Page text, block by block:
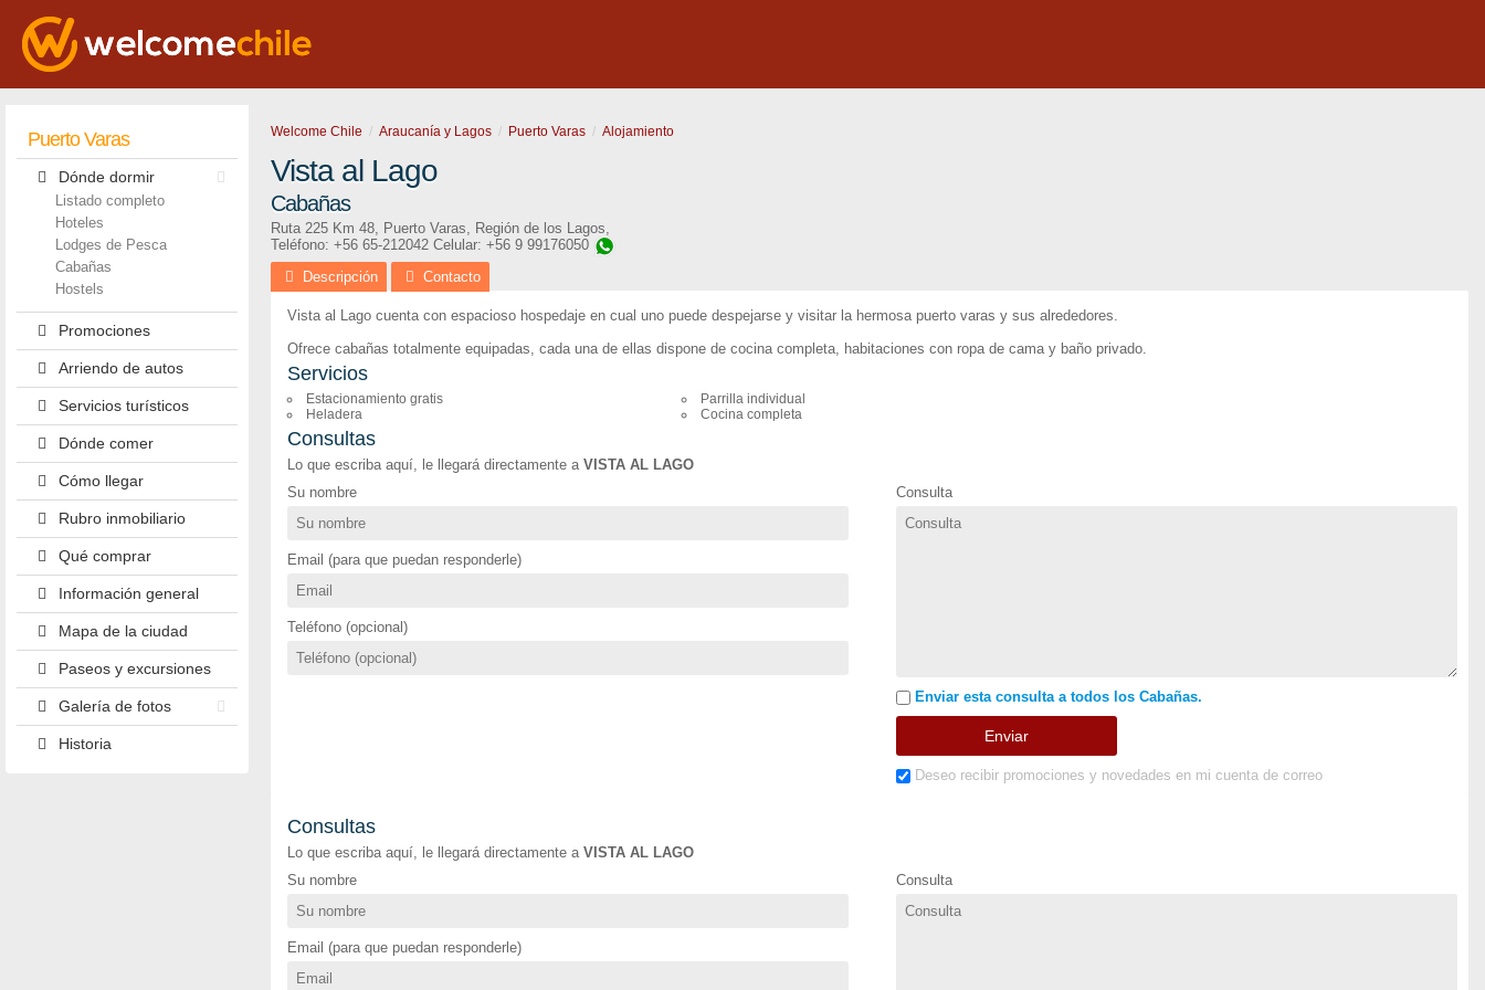
Puerto Varas
Dónde dormir
Listado completo
Hoteles
Lodges de Pesca
Cabañas
Hostels
Promociones
Arriendo de autos
Servicios turísticos
Dónde comer
Cómo llegar
Rubro inmobiliario
Qué comprar
Información general
Mapa de la ciudad
Paseos y excursiones
Galería de fotos
Historia
Welcome Chile Araucanía y Lagos Puerto Varas Alojamiento
Vista al Lago
Cabañas
Ruta 225 Km 48, Puerto Varas, Región de los Lagos,
Teléfono: +56 65-212042 Celular: +56 9 99176050
Descripción
Contacto
Vista al Lago cuenta con espacioso hospedaje en cual uno puede despejarse y visitar la hermosa puerto varas y sus alrededores.
Ofrece cabañas totalmente equipadas, cada una de ellas dispone de cocina completa, habitaciones con ropa de cama y baño privado.
Servicios
Estacionamiento gratis
Heladera
Parrilla individual
Cocina completa
Consultas
Lo que escriba aquí, le llegará directamente a VISTA AL LAGO
Su nombre
Email (para que puedan responderle)
Teléfono (opcional)
Consulta
Enviar esta consulta a todos los Cabañas.
Deseo recibir promociones y novedades en mi cuenta de correo
Consultas
Lo que escriba aquí, le llegará directamente a VISTA AL LAGO
Su nombre
Email (para que puedan responderle)
Consulta